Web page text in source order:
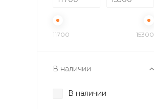
11700 15300
В наличии
В наличии